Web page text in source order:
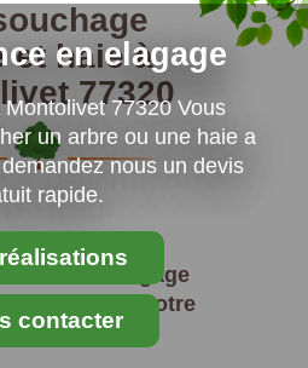
en elagage
77320 Vous
un arbre ou une haie a
nous un devis
rapide.
contacter
et haie à
77320
: MS Elagage
la tenue de votre